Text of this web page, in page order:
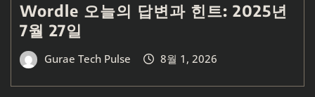
Wordle 오늘의 답변과 힌트: 2025년
7월 27일
Gurae Tech Pulse 8월 1, 2026